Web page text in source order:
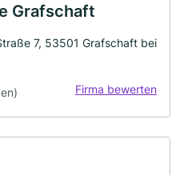
Grafschaft
7, 53501 Grafschaft bei
Firma bewerten